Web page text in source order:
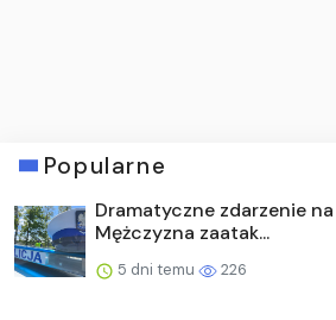
Popularne
Dramatyczne zdarzenie
Mężczyzna zaatak...
5 dni temu 226